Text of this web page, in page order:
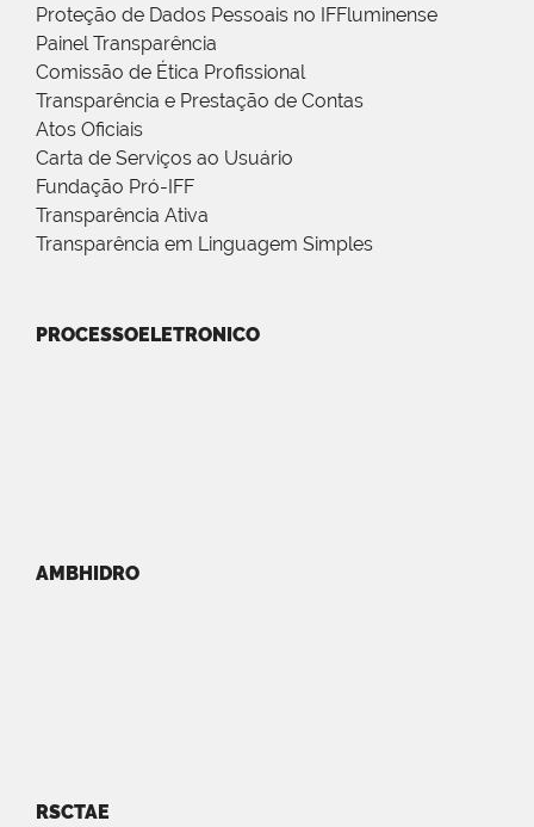
Proteção de Dados Pessoais no IFFluminense
Painel Transparência
Comissão de Ética Profissional
Transparência e Prestação de Contas
Atos Oficiais
Carta de Serviços ao Usuário
Fundação Pró-IFF
Transparência Ativa
Transparência em Linguagem Simples
PROCESSOELETRONICO
AMBHIDRO
RSCTAE